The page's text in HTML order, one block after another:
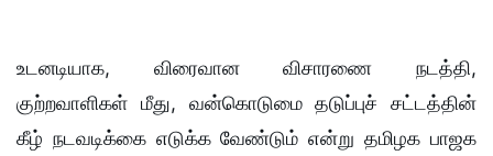
உடனடியாக, விரைவான விசாரணை நடத்தி,
குற்றவாளிகள் மீது, வன்கொடுமை தடுப்புச் சட்டத்தின்
கீழ் நடவடிக்கை எடுக்க வேண்டும் என்றுதமிழக பாஜக